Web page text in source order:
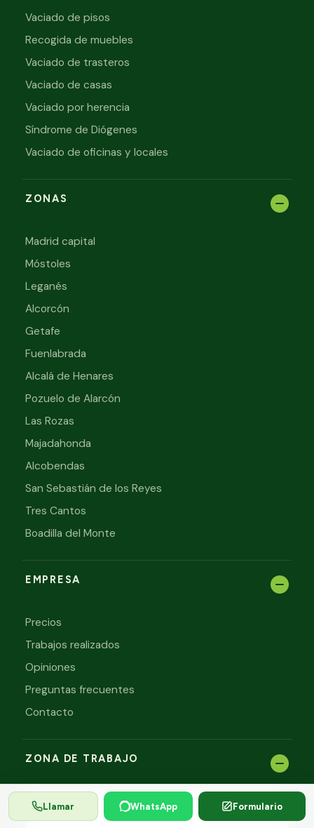
Vaciado de pisos
Recogida de muebles
Vaciado de trasteros
Vaciado de casas
Vaciado por herencia
Síndrome de Diógenes
Vaciado de oficinas y locales
ZONAS
Madrid capital
Móstoles
Leganés
Alcorcón
Getafe
Fuenlabrada
Alcalá de Henares
Pozuelo de Alarcón
Las Rozas
Majadahonda
Alcobendas
San Sebastián de los Reyes
Tres Cantos
Boadilla del Monte
EMPRESA
Precios
Trabajos realizados
Opiniones
Preguntas frecuentes
Contacto
ZONA DE TRABAJO
Llamar WhatsApp Formulario